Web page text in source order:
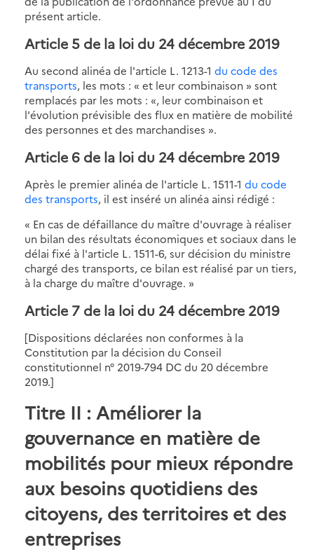
présent article.
Article 5 de la loi du 24 décembre 2019
Au second alinéa de l'article L. 1213-1 du code des
transports, les mots : « et leur combinaison » sont
remplacés par les mots : «, leur combinaison et
l'évolution prévisible des flux en matière de mobilité
des personnes et des marchandises ».
Article 6 de la loi du 24 décembre 2019
Après le premier alinéa de l'article L. 1511-1 du code
des transports, il est inséré un alinéa ainsi rédigé :
« En cas de défaillance du maître d'ouvrage à réaliser
un bilan des résultats économiques et sociaux dans le
délai fixé à l'article L. 1511-6, sur décision du ministre
chargé des transports, ce bilan est réalisé par un tiers,
à la charge du maître d'ouvrage. »
Article 7 de la loi du 24 décembre 2019
[Dispositions déclarées non conformes à la
Constitution par la décision du Conseil
constitutionnel n° 2019-794 DC du 20 décembre
2019.]
Titre II : Améliorer la
gouvernance en matière de
mobilités pour mieux répondre
aux besoins quotidiens des
citoyens, des territoires et des
entreprises